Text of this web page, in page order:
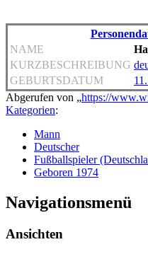
NAME
KURZBESCHREIBUNG
GEBURTSDATUM
Abgerufen von „https://
Kategorien:
Mann
Deutscher
Fußballspieler
Geboren 1974
Navigationsmenü
Ansichten